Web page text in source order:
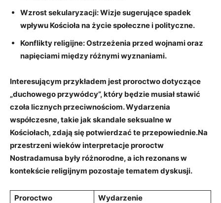
Wzrost sekularyzacji:Wizje ​sugerujące spadek
wpływu Kościoła na życie społeczne i polityczne.
Konflikty‌ religijne:‌Ostrzeżenia przed ‍wojnami​ oraz ​
napięciami między ‌różnymi wyznaniami.
Interesującym przykładem jest⁢ proroctwo⁢ dotyczące
‍„duchowego przywódcy”, ⁣który⁣ będzie musiał⁤ stawić
czoła ‍licznych​ przeciwnościom. Wydarzenia
współczesne, takie jak skandale seksualne‌ w
Kościołach, zdają się ⁤potwierdzać ‍te ‍przepowiednie.Na
⁤przestrzeni wieków ⁤interpretacje proroctw
Nostradamusa były różnorodne, a ich rezonans w​
kontekście⁣ religijnym pozostaje tematem⁢ dyskusji.
Proroctwo
Wydarzenie